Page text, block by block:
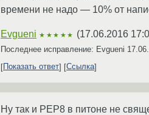
времени не надо — 10% от
Evgueni ★★★★★ (17.06.2016
Последнее исправление: Evgueni
Показать ответ
Ссылка
Ну так и PEP8 в питоне не